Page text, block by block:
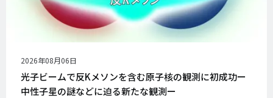
公
開
日
2026年08月06日
光子ビームで反Kメソンを含む原子核の観測に初成功ー
中性子星の謎などに迫る新たな観測ー